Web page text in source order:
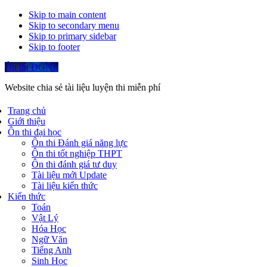
Skip to main content
Skip to secondary menu
Skip to primary sidebar
Skip to footer
Ôn thi ĐGNL
Website chia sẻ tài liệu luyện thi miễn phí
Trang chủ
Giới thiệu
Ôn thi đại học
Ôn thi Đánh giá năng lực
Ôn thi tốt nghiệp THPT
Ôn thi đánh giá tư duy
Tài liệu mới Update
Tài liệu kiến thức
Kiến thức
Toán
Vật Lý
Hóa Học
Ngữ Văn
Tiếng Anh
Sinh Học